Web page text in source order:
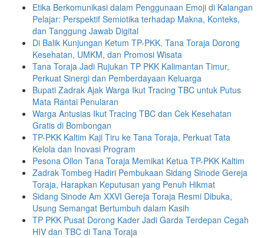
Etika Berkomunikasi dalam Penggunaan Emoji di Kalangan
Pelajar: Perspektif Semiotika terhadap Makna, Konteks,
dan Tanggung Jawab Digital
Di Balik Kunjungan Ketum TP-PKK, Tana Toraja Dorong
Kesehatan, UMKM, dan Promosi Wisata
Tana Toraja Jadi Rujukan TP PKK Kalimantan Timur,
Perkuat Sinergi dan Pemberdayaan Keluarga
Bupati Zadrak Ajak Warga Ikut Tracing TBC untuk Putus
Mata Rantai Penularan
Warga Antusias Ikut Tracing TBC dan Cek Kesehatan
Gratis di Bombongan
TP-PKK Kaltim Kaji Tiru ke Tana Toraja, Perkuat Tata
Kelola dan Inovasi Program
Pesona Ollon Tana Toraja Memikat Ketua TP-PKK Kaltim
Zadrak Tombeg Hadiri Pembukaan Sidang Sinode Gereja
Toraja, Harapkan Keputusan yang Penuh Hikmat
Sidang Sinode Am XXVI Gereja Toraja Resmi Dibuka,
Usung Semangat Bertumbuh dalam Kasih
TP PKK Pusat Dorong Kader Jadi Garda Terdepan Cegah
HIV dan TBC di Tana Toraja